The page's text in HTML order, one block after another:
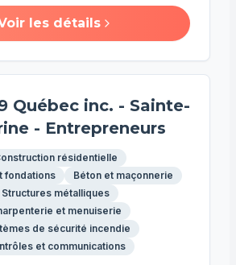
les détails
Québec inc. - Sainte-
- Entrepreneurs
résidentielle
fondations
Béton et maçonnerie
Structures métalliques
et menuiserie
de sécurité incendie
et communications